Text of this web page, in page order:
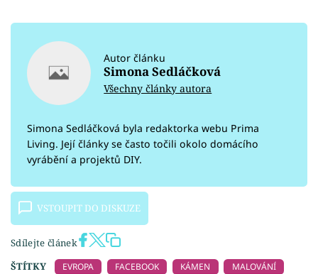
Autor článku
Simona Sedláčková
Všechny články autora
Simona Sedláčková byla redaktorka webu Prima
Living. Její články se často točili okolo domácího
vyrábění a projektů DIY.
VSTOUPIT DO DISKUZE
Sdílejte článek
ŠTÍTKY
EVROPA FACEBOOK KÁMEN
MALOVÁNÍ